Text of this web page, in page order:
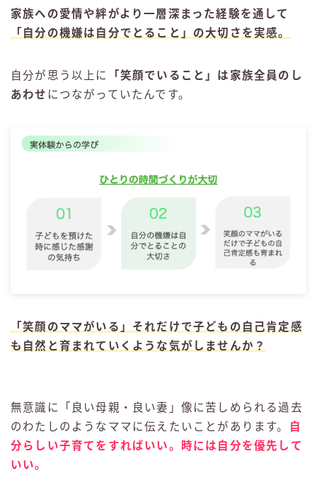
家族への愛情や絆がより一層深まった経験を通して
「自分の機嫌は自分でとること」の大切さを実感。
自分が思う以上に
「笑顔でいること」は家族全員のし
あわせ につながっていたんです。
「笑顔のママがいる」それだけで子どもの自己肯定感
も自然と育まれていくような気がしませんか？
無意識に「良い母親・良い妻」像に苦しめられる過去
のわたしのようなママに伝えたいことがあります。
自
分らしい子育てをすればいい。時には自分を優先して
いい。